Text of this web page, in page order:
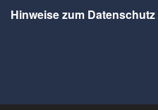
Hinweise zum Datenschutz